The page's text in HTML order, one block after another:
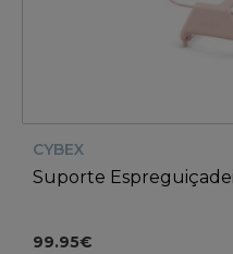
CYBEX
Suporte
99.95€